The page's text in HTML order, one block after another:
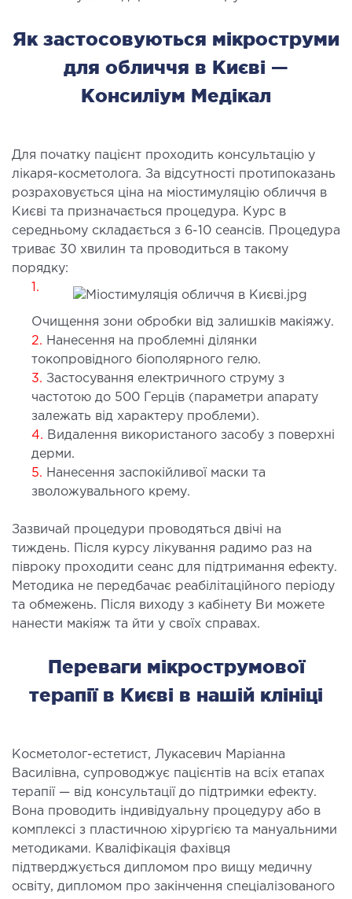
РЕЗОНАНСНА
(МРТ)
органів
нейрохірургії
РЕАБІЛІТОЛОГІЯ
лікування
ХІРУРГІЯ
хірургія
ТА ОРТОПЕДІЯ
(травматологічний пункт)
оперативних втручань
і гемосорбція
Як застосовуються мікроструми
для обличчя в Києві —
Консиліум Медікал
Для початку пацієнт проходить консультацію у
лікаря-косметолога. За відсутності протипоказань
розраховується ціна на міостимуляцію обличчя в
Києві та призначається процедура. Курс в
середньому складається з 6-10 сеансів. Процедура
триває 30 хвилин та проводиться в такому
порядку:
1.
Очищення зони обробки від залишків макіяжу.
2. Нанесення на проблемні ділянки
токопровідного біополярного гелю.
3. Застосування електричного струму з
частотою до 500 Герців (параметри апарату
залежать від характеру проблеми).
4. Видалення використаного засобу з поверхні
дерми.
5. Нанесення заспокійливої маски та
зволожувального крему.
Зазвичай процедури проводяться двічі на
тиждень. Після курсу лікування радимо раз на
півроку проходити сеанс для підтримання ефекту.
Методика не передбачає реабілітаційного періоду
та обмежень. Після виходу з кабінету Ви можете
нанести макіяж та йти у своїх справах.
Переваги мікрострумової
терапії в Києві в нашій клініці
Косметолог-естетист, Лукасевич Маріанна
Василівна, супроводжує пацієнтів на всіх етапах
терапії — від консультації до підтримки ефекту.
Вона проводить індивідуальну процедуру або в
комплексі з пластичною хірургією та мануальними
методиками. Кваліфікація фахівця
підтверджується дипломом про вищу медичну
освіту, дипломом про закінчення спеціалізованого